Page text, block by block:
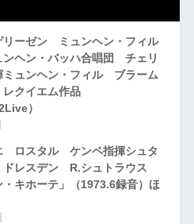
ーゼン ミュンヘン・フィル
ヘン・バッハ合唱団 チェリ
ミュンヘン・フィル ブラーム
クイエム作品
）
ロスタル ケンペ指揮シュタ
ドレスデン R.シュトラウス
キホーテ」（1973.6録音）ほ